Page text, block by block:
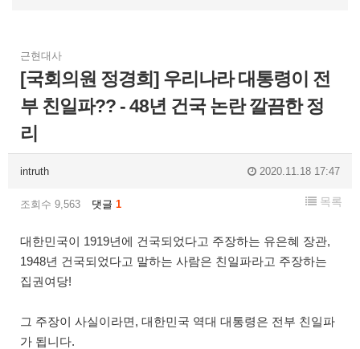
근현대사
[국회의원 정경희] 우리나라 대통령이 전
부 친일파?? - 48년 건국 논란 깔끔한 정
리
intruth 2020.11.18 17:47
조회수 9,563 댓글 1 목록
대한민국이 1919년에 건국되었다고 주장하는 유은혜 장관,
1948년 건국되었다고 말하는 사람은 친일파라고 주장하는
집권여당!
그 주장이 사실이라면, 대한민국 역대 대통령은 전부 친일파
가 됩니다.